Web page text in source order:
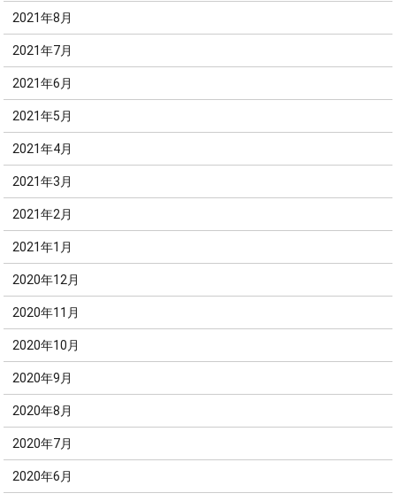
2021年8月
2021年7月
2021年6月
2021年5月
2021年4月
2021年3月
2021年2月
2021年1月
2020年12月
2020年11月
2020年10月
2020年9月
2020年8月
2020年7月
2020年6月